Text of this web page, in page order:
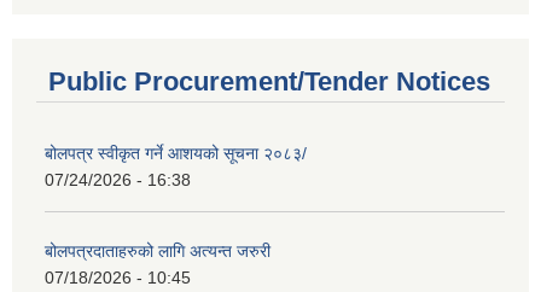
Public Procurement/Tender Notices
बोलपत्र स्वीकृत गर्ने आशयको सूचना २०८३/
07/24/2026 - 16:38
बोलपत्रदाताहरुको लागि अत्यन्त जरुरी
07/18/2026 - 10:45